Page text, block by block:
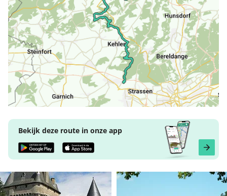
Bekijk deze route in onze app